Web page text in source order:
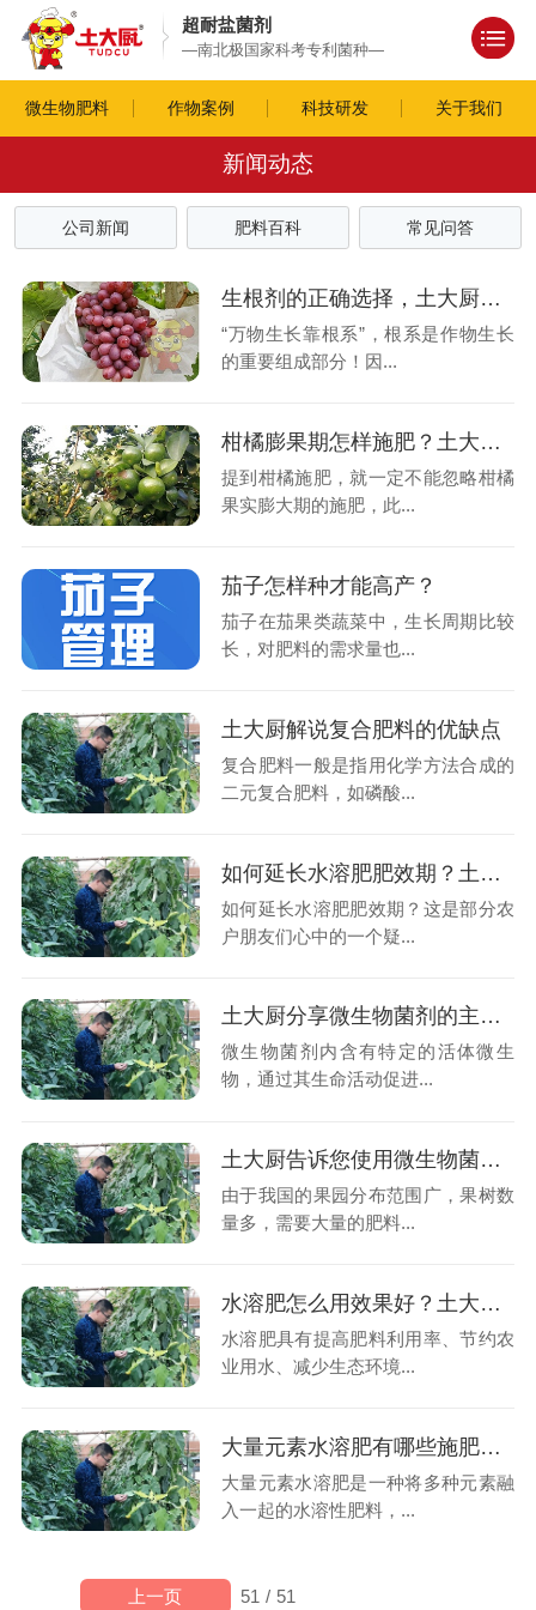
超耐盐菌剂
—南北极国家科考专利菌种—
微生物肥料 作物案例 科技研发 关于我们
新闻动态
公司新闻 肥料百科 常见问答
生根剂的正确选择，土大厨为您讲解
“万物生长靠根系”，根系是作物生长
的重要组成部分！因...
柑橘膨果期怎样施肥？土大厨来帮忙
提到柑橘施肥，就一定不能忽略柑橘
果实膨大期的施肥，此...
茄子怎样种才能高产？
茄子在茄果类蔬菜中，生长周期比较
长，对肥料的需求量也...
土大厨解说复合肥料的优缺点
复合肥料一般是指用化学方法合成的
二元复合肥料，如磷酸...
如何延长水溶肥肥效期？土大厨告诉您
如何延长水溶肥肥效期？这是部分农
户朋友们心中的一个疑...
土大厨分享微生物菌剂的主要作用
微生物菌剂内含有特定的活体微生
物，通过其生命活动促进...
土大厨告诉您使用微生物菌剂时需要注意的事项
由于我国的果园分布范围广，果树数
量多，需要大量的肥料...
水溶肥怎么用效果好？土大厨告诉您
水溶肥具有提高肥料利用率、节约农
业用水、减少生态环境...
大量元素水溶肥有哪些施肥技巧？一起来看看吧
大量元素水溶肥是一种将多种元素融
入一起的水溶性肥料，...
51 / 51
上一页